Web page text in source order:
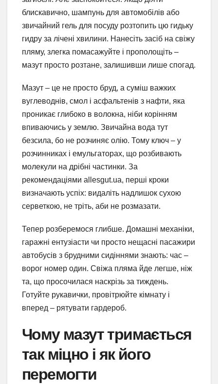
блискавично, шампунь для автомобілів або
звичайний гель для посуду розтопить цю гидьку
гидру за лічені хвилини. Нанесіть засіб на свіжу
пляму, злегка помасажуйте і прополощіть –
мазут просто розтане, залишивши лише спогад.
Мазут – це не просто бруд, а суміш важких
вуглеводнів, смол і асфальтенів з нафти, яка
проникає глибоко в волокна, ніби корінням
впиваючись у землю. Звичайна вода тут
безсила, бо не розчиняє олію. Тому ключ – у
розчинниках і емульгаторах, що розбивають
молекули на дрібні частинки. За
рекомендаціями allesgut.ua, перші кроки
визначають успіх: видаліть надлишок сухою
серветкою, не тріть, аби не розмазати.
Тепер розберемося глибше. Домашні механіки,
гаражні ентузіасти чи просто нещасні пасажири
автобусів з брудними сидіннями знають: час –
ворог номер один. Свіжа пляма йде легше, ніж
та, що просочилася наскрізь за тиждень.
Готуйте рукавички, провітрюйте кімнату і
вперед – рятувати гардероб.
Чому мазут тримається
так міцно і як його
перемогти